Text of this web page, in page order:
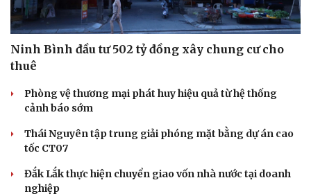
Ninh Bình đầu tư 502 tỷ đồng xây chung cư cho
thuê
Phòng vệ thương mại phát huy hiệu quả từ hệ thống
cảnh báo sớm
Thái Nguyên tập trung giải phóng mặt bằng dự án cao
tốc CT07
Đắk Lắk thực hiện chuyển giao vốn nhà nước tại doanh
nghiệp